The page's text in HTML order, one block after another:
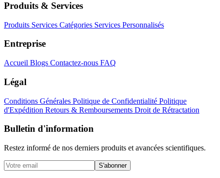
Produits & Services
Produits Services Catégories Services Personnalisés
Entreprise
Accueil Blogs Contactez-nous FAQ
Légal
Conditions Générales Politique de Confidentialité Politique
d'Expédition Retours & Remboursements Droit de Rétractation
Bulletin d'information
Restez informé de nos derniers produits et avancées scientifiques.
S'abonner